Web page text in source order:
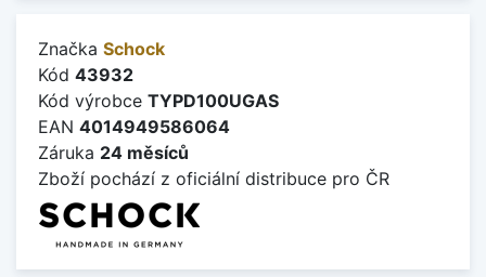
Značka Schock
Kód 43932
Kód výrobce TYPD100UGAS
EAN 4014949586064
Záruka 24 měsíců
Zboží pochází z oficiální distribuce pro ČR